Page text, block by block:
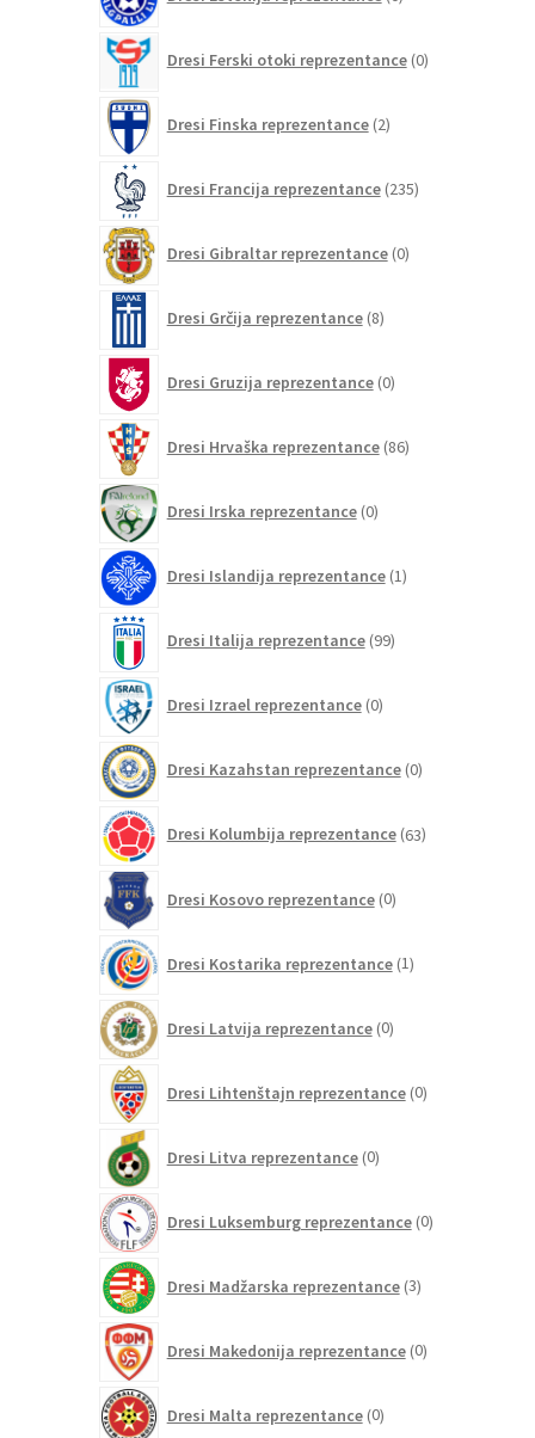
izdelkov
Dresi Ferski otoki reprezentance 0izdelkov
Dresi Finska reprezentance 2izdelka
Dresi Francija reprezentance 235izdelkov
Dresi Gibraltar reprezentance 0izdelkov
Dresi Grčija reprezentance 8izdelkov
Dresi Gruzija reprezentance 0izdelkov
Dresi Hrvaška reprezentance 86izdelkov
Dresi Irska reprezentance 0izdelkov
Dresi Islandija reprezentance 1izdelek
Dresi Italija reprezentance 99izdelkov
Dresi Izrael reprezentance 0izdelkov
Dresi Kazahstan reprezentance 0izdelkov
Dresi Kolumbija reprezentance 63izdelkov
Dresi Kosovo reprezentance 0izdelkov
Dresi Kostarika reprezentance 1izdelek
Dresi Latvija reprezentance 0izdelkov
Dresi Lihtenštajn reprezentance 0izdelkov
Dresi Litva reprezentance 0izdelkov
Dresi Luksemburg reprezentance 0izdelkov
Dresi Madžarska reprezentance 3izdelki
Dresi Makedonija reprezentance 0izdelkov
Dresi Malta reprezentance 0izdelkov